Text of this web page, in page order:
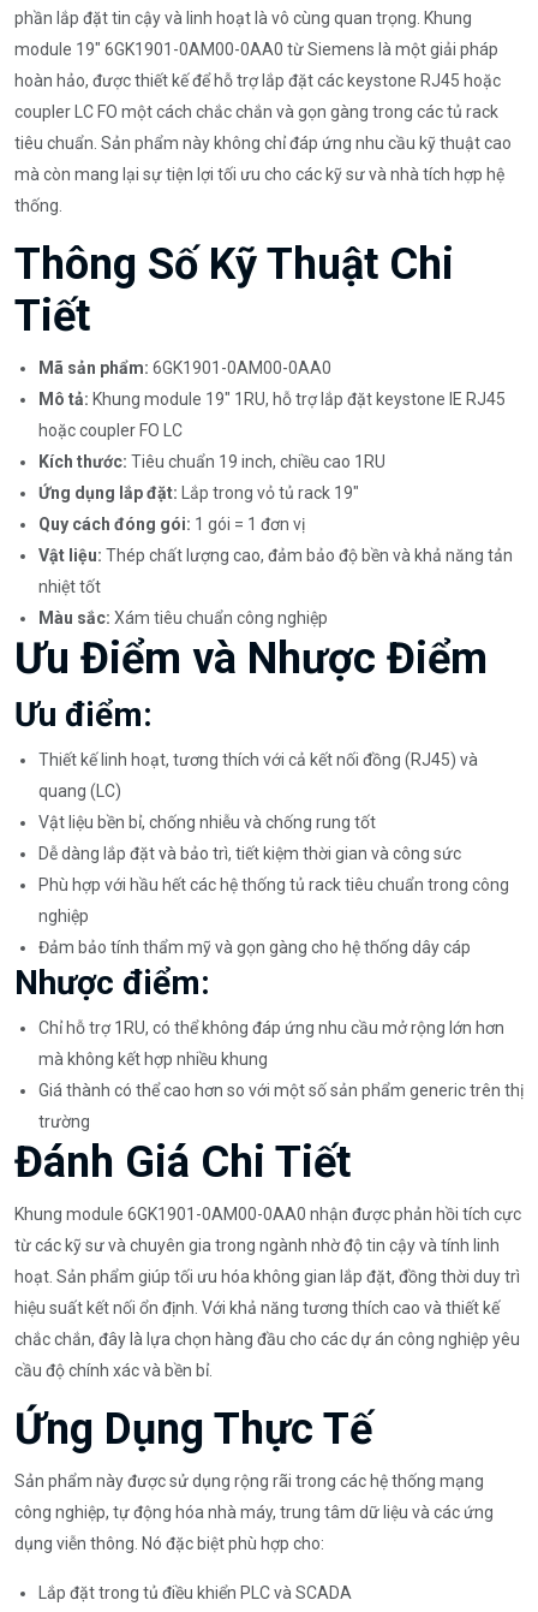
phần lắp đặt tin cậy và linh hoạt là vô cùng quan trọng. Khung
module 19" 6GK1901-0AM00-0AA0 từ Siemens là một giải pháp
hoàn hảo, được thiết kế để hỗ trợ lắp đặt các keystone RJ45 hoặc
coupler LC FO một cách chắc chắn và gọn gàng trong các tủ rack
tiêu chuẩn. Sản phẩm này không chỉ đáp ứng nhu cầu kỹ thuật cao
mà còn mang lại sự tiện lợi tối ưu cho các kỹ sư và nhà tích hợp hệ
thống.
Thông Số Kỹ Thuật Chi
Tiết
Mã sản phẩm: 6GK1901-0AM00-0AA0
Mô tả: Khung module 19" 1RU, hỗ trợ lắp đặt keystone IE RJ45
hoặc coupler FO LC
Kích thước: Tiêu chuẩn 19 inch, chiều cao 1RU
Ứng dụng lắp đặt: Lắp trong vỏ tủ rack 19"
Quy cách đóng gói: 1 gói = 1 đơn vị
Vật liệu: Thép chất lượng cao, đảm bảo độ bền và khả năng tản
nhiệt tốt
Màu sắc: Xám tiêu chuẩn công nghiệp
Ưu Điểm và Nhược Điểm
Ưu điểm:
Thiết kế linh hoạt, tương thích với cả kết nối đồng (RJ45) và
quang (LC)
Vật liệu bền bỉ, chống nhiễu và chống rung tốt
Dễ dàng lắp đặt và bảo trì, tiết kiệm thời gian và công sức
Phù hợp với hầu hết các hệ thống tủ rack tiêu chuẩn trong công
nghiệp
Đảm bảo tính thẩm mỹ và gọn gàng cho hệ thống dây cáp
Nhược điểm:
Chỉ hỗ trợ 1RU, có thể không đáp ứng nhu cầu mở rộng lớn hơn
mà không kết hợp nhiều khung
Giá thành có thể cao hơn so với một số sản phẩm generic trên thị
trường
Đánh Giá Chi Tiết
Khung module 6GK1901-0AM00-0AA0 nhận được phản hồi tích cực
từ các kỹ sư và chuyên gia trong ngành nhờ độ tin cậy và tính linh
hoạt. Sản phẩm giúp tối ưu hóa không gian lắp đặt, đồng thời duy trì
hiệu suất kết nối ổn định. Với khả năng tương thích cao và thiết kế
chắc chắn, đây là lựa chọn hàng đầu cho các dự án công nghiệp yêu
cầu độ chính xác và bền bỉ.
Ứng Dụng Thực Tế
Sản phẩm này được sử dụng rộng rãi trong các hệ thống mạng
công nghiệp, tự động hóa nhà máy, trung tâm dữ liệu và các ứng
dụng viễn thông. Nó đặc biệt phù hợp cho:
Lắp đặt trong tủ điều khiển PLC và SCADA